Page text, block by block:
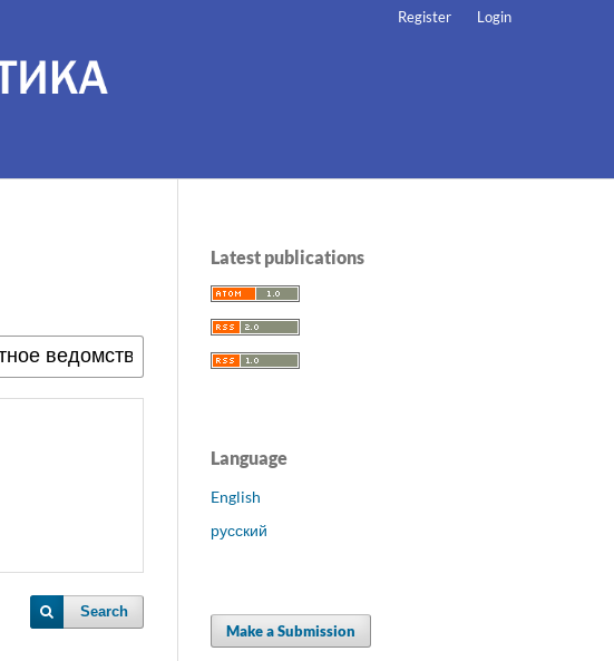
Register Login
Search
Latest publications
Language
English
русский
Make a Submission